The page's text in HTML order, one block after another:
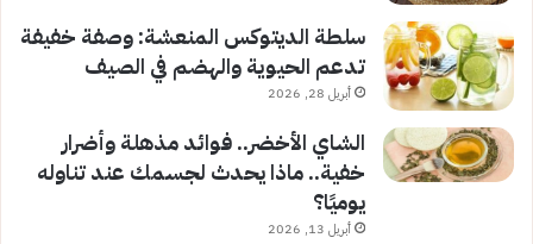
سلطة الديتوكس المنعشة: وصفة خفيفة
تدعم الحيوية والهضم في الصيف
أبريل 28, 2026
الشاي الأخضر.. فوائد مذهلة وأضرار
خفية.. ماذا يحدث لجسمك عند تناوله
يوميًا؟
أبريل 13, 2026